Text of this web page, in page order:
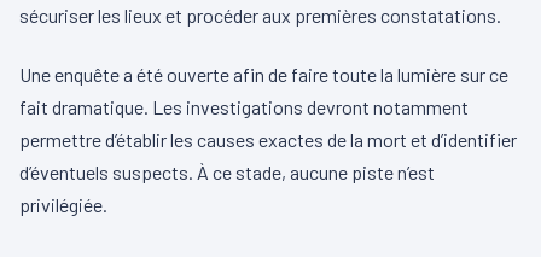
sécuriser les lieux et procéder aux premières constatations.
Une enquête a été ouverte afin de faire toute la lumière sur ce
fait dramatique. Les investigations devront notamment
permettre d’établir les causes exactes de la mort et d’identifier
d’éventuels suspects. À ce stade, aucune piste n’est
privilégiée.